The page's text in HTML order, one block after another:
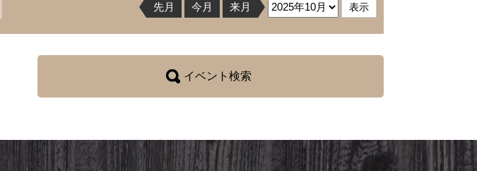
先月 今月 来月
イベント検索